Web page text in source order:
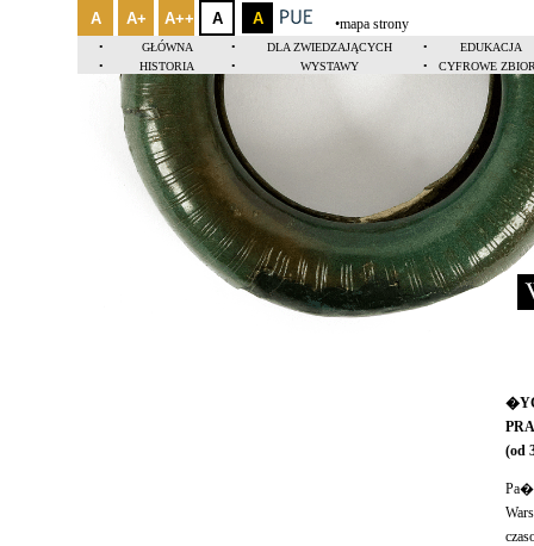
A A+ A++ A A •mapa strony
• GŁÓWNA • DLA ZWIEDZAJĄCYCH •
EDUKACJA
•
HISTORIA • WYSTAWY • CYFROWE
(od